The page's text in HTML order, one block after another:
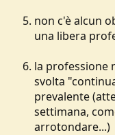
non c'è alcun
una libera
la professione
svolta
prevalente
settimana,
arrotondare...)